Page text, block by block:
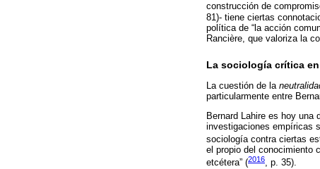
construcción de
81)- tiene ciertas
política de “la acción
Rancière, que valoriza la
La sociología crítica
La cuestión de la
particularmente entre
Bernard Lahire es hoy
investigaciones empíricas
sociología contra ciertas
el propio del conocimiento
etcétera” (2016, p. 35).